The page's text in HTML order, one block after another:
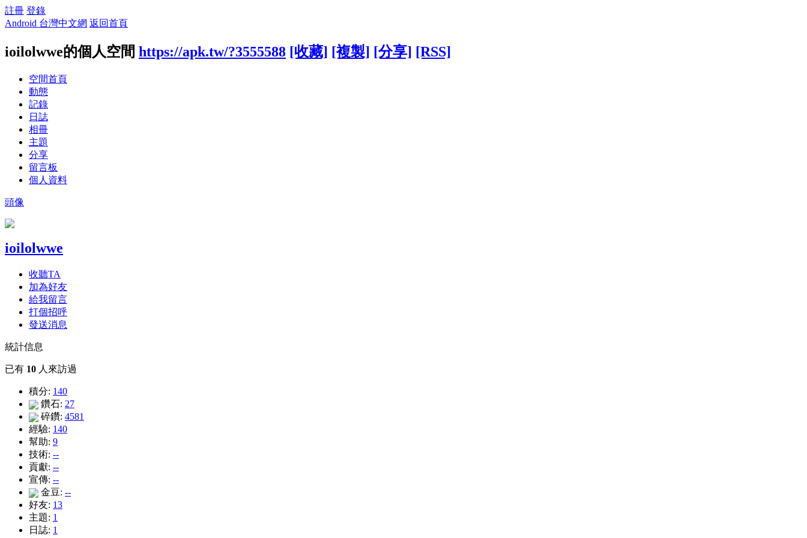
註冊 登錄
Android 台灣中文網 返回首頁
ioilolwwe的個人空間 https://apk.tw/?3555588 [收藏] [複製] [分享] [RSS]
空間首頁
動態
記錄
日誌
相冊
主題
分享
留言板
個人資料
頭像
ioilolwwe
收聽TA
加為好友
給我留言
打個招呼
發送消息
統計信息
已有 10 人來訪過
積分: 140
鑽石: 27
碎鑽: 4581
經驗: 140
幫助: 9
技術: --
貢獻: --
宣傳: --
金豆: --
好友: 13
主題: 1
日誌: 1